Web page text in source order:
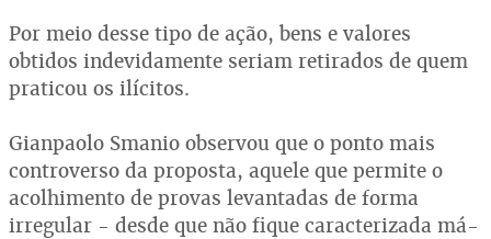
Por meio desse tipo de ação, bens e valores
obtidos indevidamente seriam retirados de quem
praticou os ilícitos.
Gianpaolo Smanio observou que o ponto mais
controverso da proposta, aquele que permite o
acolhimento de provas levantadas de forma
irregular - desde que não fique caracterizada má-